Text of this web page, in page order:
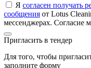
Я согласен получать
сообщения от Lotus
мессенджерах. Согласие
Пригласить в тендер
Для того, чтобы
заполните форму